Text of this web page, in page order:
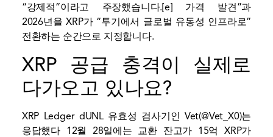
“강제적”이라고 주장했습니다.[e] 가격 발견”과
2026년을 XRP가 “투기에서 글로벌 유동성 인프라로”
전환하는 순간으로 지정합니다.
XRP 공급 충격이 실제로
다가오고 있나요?
XRP Ledger dUNL 유효성 검사기인 Vet(@Vet_X0)는
응답했다 12월 28일에는 교환 잔고가 15억 XRP가